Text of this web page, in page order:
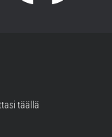
täällä